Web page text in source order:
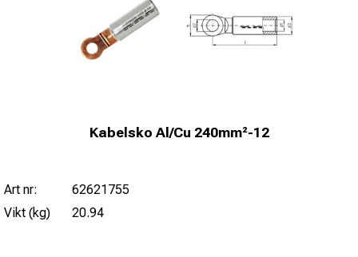
Kabelsko Al/Cu 240mm²-12
Art nr:
62621755
Vikt (kg)
20.94